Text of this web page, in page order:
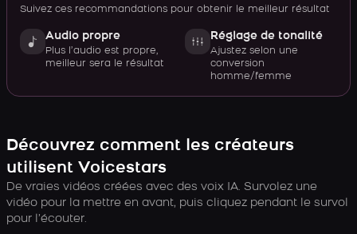
Suivez ces recommandations pour obtenir le meilleur résultat
Audio propre
Plus l’audio est propre,
meilleur sera le résultat
Réglage de tonalité
Ajustez selon une
conversion
homme/femme
Découvrez comment les créateurs
utilisent Voicestars
De vraies vidéos créées avec des voix IA. Survolez une
vidéo pour la mettre en avant, puis cliquez pendant le survol
pour l’écouter.